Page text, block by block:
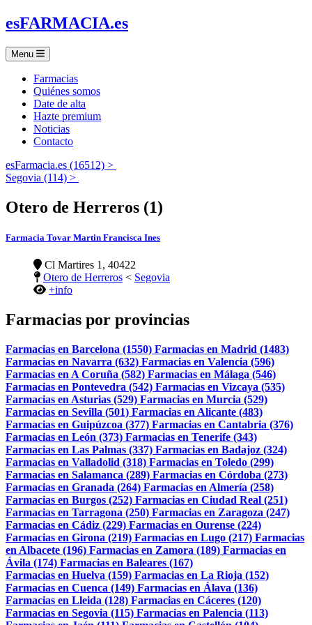
esFARMACIA.es
Menu
Farmacias
Quiénes somos
Date de alta
Hazte premium
Noticias
Contacto
esFarmacia.es (16512) >
Segovia (114) >
Otero de Herreros (1)
Farmacia Tovar Martin Francisca Ines
Cl Martires 1, 40422
Otero de Herreros < Segovia
+info
Farmacias por provincias
Farmacias en Barcelona (1550) Farmacias en Madrid (1483)
Farmacias en Navarra (632) Farmacias en Valencia (596)
Farmacias en A Coruña (582) Farmacias en Málaga (546)
Farmacias en Pontevedra (542) Farmacias en Vizcaya (535)
Farmacias en Asturias (529) Farmacias en Murcia (529)
Farmacias en Sevilla (501) Farmacias en Alicante (483)
Farmacias en Guipúzcoa (377) Farmacias en Cantabria (376)
Farmacias en León (373) Farmacias en Tenerife (343)
Farmacias en Las Palmas (337) Farmacias en Badajoz (324)
Farmacias en Valladolid (318) Farmacias en Toledo (299)
Farmacias en Salamanca (289) Farmacias en Córdoba (273)
Farmacias en Granada (264) Farmacias en Almería (258)
Farmacias en Burgos (252) Farmacias en Ciudad Real (251)
Farmacias en Tarragona (250) Farmacias en Zaragoza (247)
Farmacias en Cádiz (229) Farmacias en Ourense (224)
Farmacias en Girona (219) Farmacias en Lugo (217) Farmacias
en Albacete (196) Farmacias en Zamora (189) Farmacias en
Ávila (174) Farmacias en Baleares (167)
Farmacias en Huelva (159) Farmacias en La Rioja (152)
Farmacias en Cuenca (149) Farmacias en Álava (136)
Farmacias en Lleida (128) Farmacias en Cáceres (120)
Farmacias en Segovia (115) Farmacias en Palencia (113)